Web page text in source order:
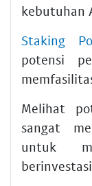
kebutuhan
Staking
potensi
Melihat
sangat
untuk